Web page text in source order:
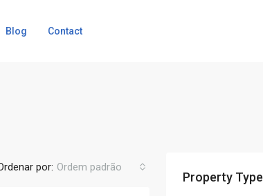
Blog Contact
por: Ordem padrão
Property Type